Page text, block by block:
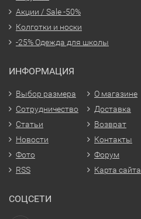
Акции / Sale -50%
Колготки и носки
-25% Одежда для школы
ИНФОРМАЦИЯ
Выбор размера
Сотрудничество
Статьи
Новости
Фото
RSS
О магазине
Доставка
Возврат
Контакты
Форум
Карта сайта
СОЦСЕТИ